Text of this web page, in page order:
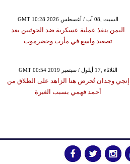
GMT 10:28 2026 السبت ,08 آب / أغسطس
اليمن ينفذ عملية عسكرية ضد الحوثيين بعد
تصعيد واسع في مأرب وحضرموت
GMT 00:54 2019 الثلاثاء ,17 أيلول / سبتمبر
إنجي وجدان تُحرض هنا الزاهد على الطلاق من
أحمد فهمي بسبب الغيرة